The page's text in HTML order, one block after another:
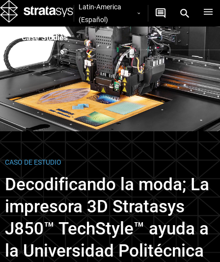
Latin-America
(Español)
Case Studies
CASO DE ESTUDIO
Decodificando la moda; La
impresora 3D Stratasys
J850™ TechStyle™ ayuda a
la Universidad Politécnica